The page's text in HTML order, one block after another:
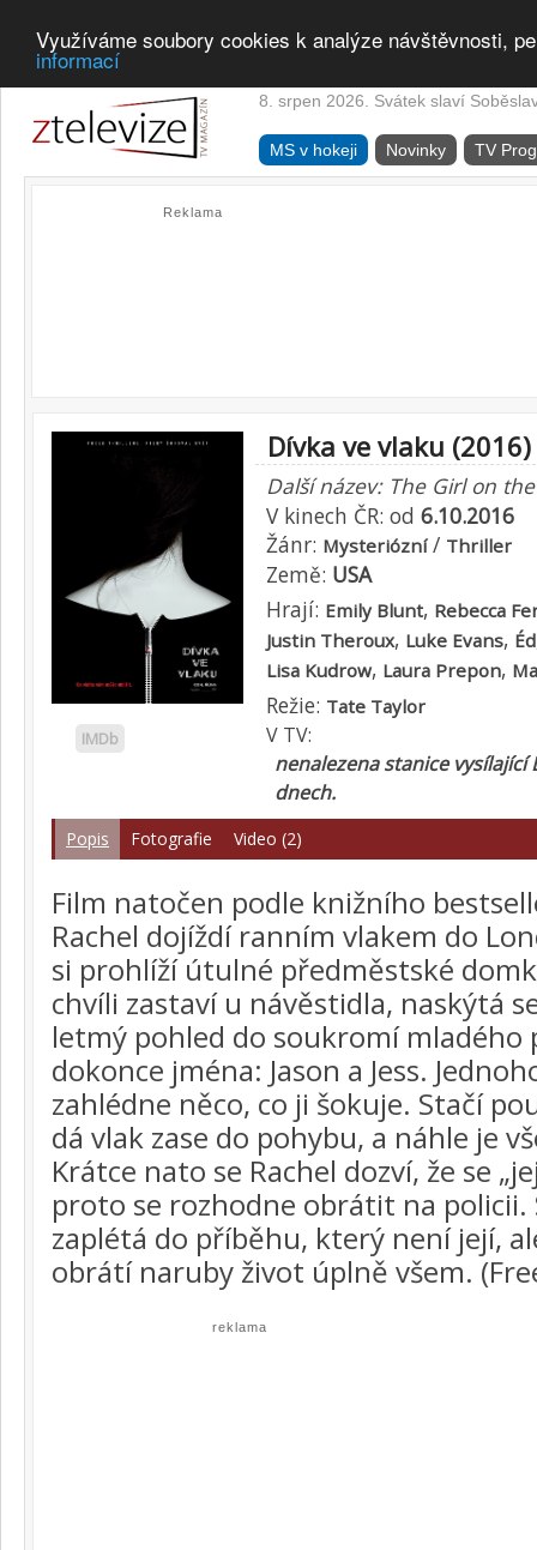
Využíváme soubory cookies k analýze návštěvnosti,
informací
8. srpen 2026. Svátek slaví
MS v hokeji Novinky TV
Reklama
IMDb
Dívka ve vlaku (2016)
Další název: The Girl on
V kinech ČR: od 6.10.2016
Žánr: Mysteriózní/ Thriller
Země: USA
Hrají: Emily Blunt, Rebecca
Justin Theroux, Luke Evans,
Lisa Kudrow, Laura Prepon,
Režie: Tate Taylor
V TV:
nenalezena stanice vysílající
dnech.
Popis Fotografie Video (2)
Film natočen podle knižního
Rachel dojíždí ranním vlakem do
si prohlíží útulné předměstské
chvíli zastaví u návěstidla, naskýtá
letmý pohled do soukromí mladého
dokonce jména: Jason a Jess.
zahlédne něco, co ji šokuje. Stačí
dá vlak zase do pohybu, a náhle je
Krátce nato se Rachel dozví, že se
proto se rozhodne obrátit na policii.
zaplétá do příběhu, který není její,
obrátí naruby život úplně všem.
reklama